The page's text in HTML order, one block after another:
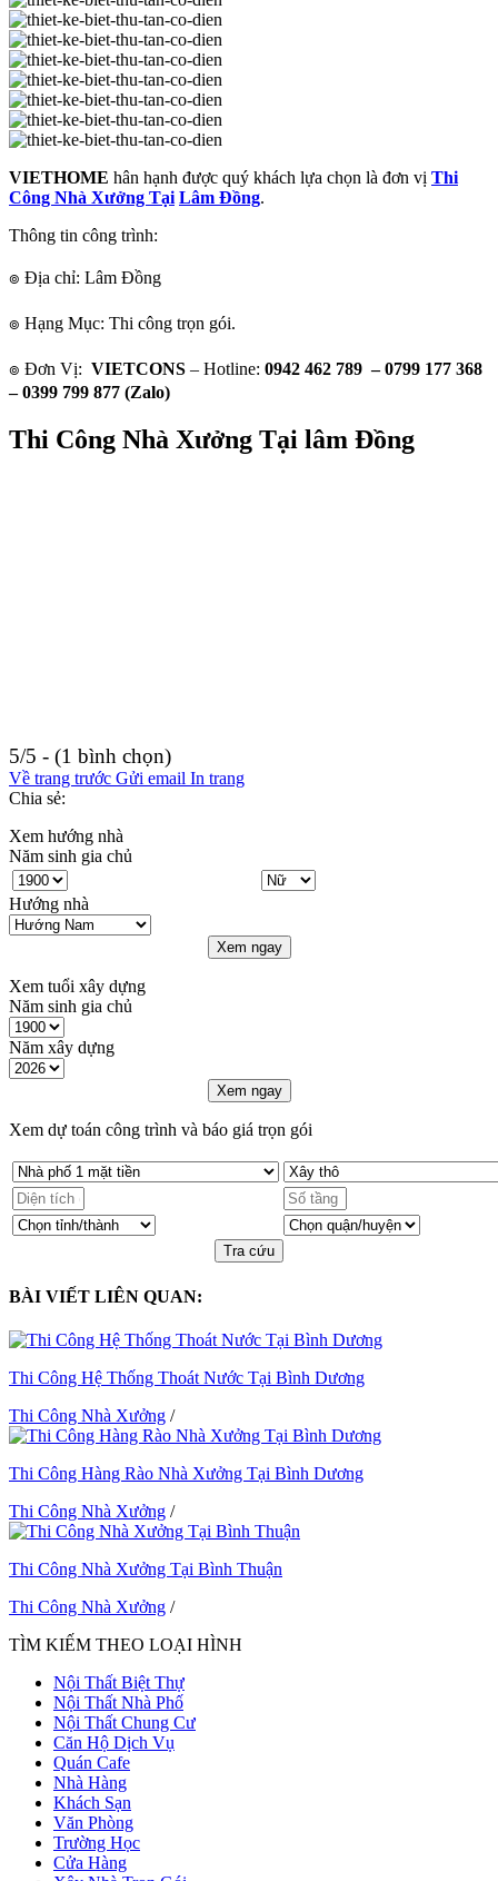
VIETHOME hân hạnh được quý khách lựa chọn là đơn vị Thi
Công Nhà Xưởng Tại Lâm Đồng.
Thông tin công trình:
๏ Địa chỉ: Lâm Đồng
๏ Hạng Mục: Thi công trọn gói.
๏ Đơn Vị: VIETCONS – Hotline: 0942 462 789 – 0799 177 368
– 0399 799 877 (Zalo)
Thi Công Nhà Xưởng Tại lâm Đồng
5/5 - (1 bình chọn)
Về trang trước Gửi email In trang
Chia sẻ:
Xem hướng nhà
Năm sinh gia chủ
Hướng nhà
Xem ngay
Xem tuổi xây dựng
Năm sinh gia chủ
Năm xây dựng
Xem ngay
Xem dự toán công trình và báo giá trọn gói
Tra cứu
BÀI VIẾT LIÊN QUAN:
Thi Công Hệ Thống Thoát Nước Tại Bình Dương
Thi Công Nhà Xưởng /
Thi Công Hàng Rào Nhà Xưởng Tại Bình Dương
Thi Công Nhà Xưởng /
Thi Công Nhà Xưởng Tại Bình Thuận
Thi Công Nhà Xưởng /
TÌM KIẾM THEO LOẠI HÌNH
Nội Thất Biệt Thự
Nội Thất Nhà Phố
Nội Thất Chung Cư
Căn Hộ Dịch Vụ
Quán Cafe
Nhà Hàng
Khách Sạn
Văn Phòng
Trường Học
Cửa Hàng